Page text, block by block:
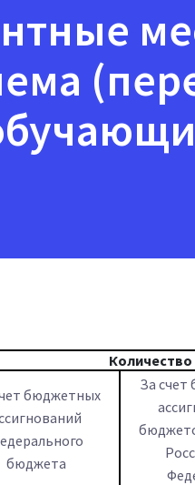
бюджетных
бюджета
За